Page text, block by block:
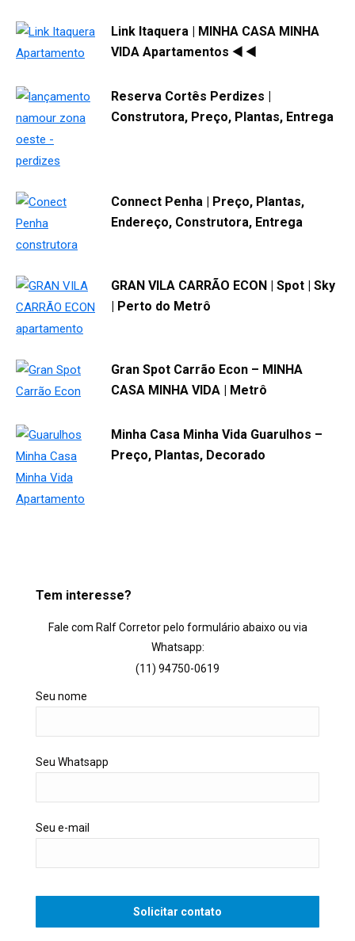
Link Itaquera | MINHA CASA MINHA
VIDA Apartamentos ◀️ ◀️
Reserva Cortês Perdizes |
Construtora, Preço, Plantas, Entrega
Connect Penha | Preço, Plantas,
Endereço, Construtora, Entrega
GRAN VILA CARRÃO ECON | Spot | Sky
| Perto do Metrô
Gran Spot Carrão Econ – MINHA
CASA MINHA VIDA | Metrô
Minha Casa Minha Vida Guarulhos –
Preço, Plantas, Decorado
Tem interesse?
Fale com Ralf Corretor pelo formulário abaixo ou via
Whatsapp:
(11) 94750-0619
Seu nome
Seu Whatsapp
Seu e-mail